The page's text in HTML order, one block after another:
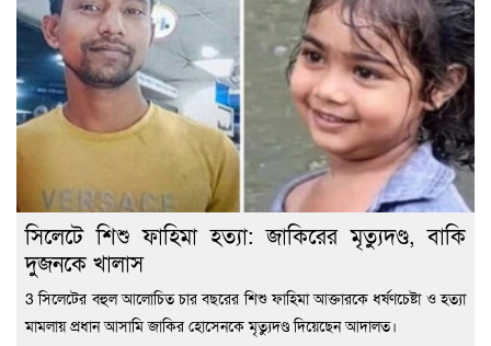
সিলেটে শিশু ফাহিমা হত্যা: জাকিরের মৃত্যুদণ্ড, বাকি
দুজনকে খালাস
3 সিলেটের বহুল আলোচিত চার বছরের শিশু ফাহিমা আক্তারকে ধর্ষণচেষ্টা ও হত্যা
মামলায় প্রধান আসামি জাকির হোসেনকে মৃত্যুদণ্ড দিয়েছেন আদালত।